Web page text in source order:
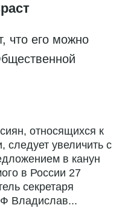
что его можно
относящихся к
следует увеличить с
в канун
в России 27
секретаря
Владислав...